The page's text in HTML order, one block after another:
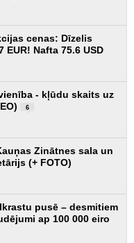
cenas: Dīzelis
EUR! Nafta 75.6 USD
- kļūdu skaits uz
6
Zinātnes sala un
(+ FOTO)
pusē – desmitiem
ap 100 000 eiro